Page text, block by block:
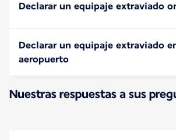
Declarar un equipaje extraviado
Declarar un equipaje extraviado
aeropuerto
Nuestras respuestas a sus